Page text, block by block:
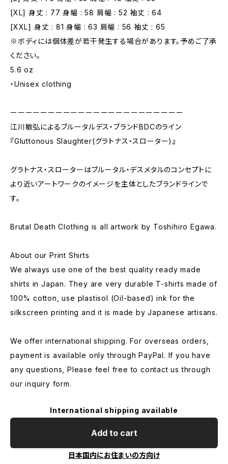
[XL] 身丈 : 77 身幅 : 58 肩幅 : 52 袖丈 : 64
[XXL] 身丈 : 81 身幅 : 63 肩幅 : 56 袖丈 : 65
※ボディには個体差が若干発生する場合があります。予めご了承
ください。
5.6 oz
・Unisex clothing
ーーーーーーーーーーーーーーーーーーーーーーー
江川敏弘によるブルータルデス・ブランドBDCのライン
『Gluttonous Slaughter(グラトナス・スローター)』
グラトナス・スローターはブルータル・デスメタルのコンセプトに
より近いアートワークのイメージを主体としたブランドラインで
す。
Brutal Death Clothing is all artwork by Toshihiro Egawa.
About our Print Shirts
We always use one of the best quality ready made
shirts in Japan. They are very durable T-shirts made of
100% cotton, use plastisol (Oil-based) ink for the
silkscreen printing and it is made by Japanese artisans.
We offer international shipping. For overseas orders,
payment is available only through PayPal. If you have
any questions, Please feel free to contact us through
our inquiry form.
International shipping available
Add to cart
日本国内にお住まいの方向け